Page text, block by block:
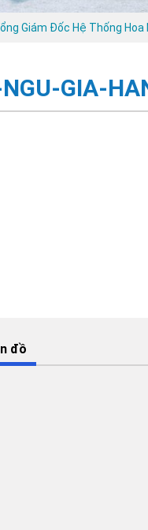
Giám Đốc Hệ Thống Hoa
GIA-
đồ